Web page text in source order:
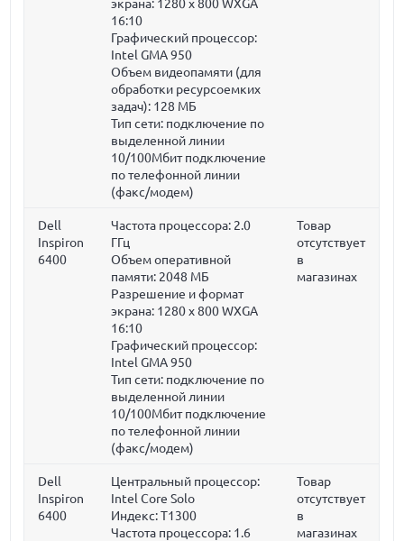
экрана: 1280 x 800 WXGA
16:10
Графический процессор:
Intel GMA 950
Объем видеопамяти (для
обработки ресурсоемких
задач): 128 МБ
Тип сети: подключение по
выделенной линии
10/100Мбит подключение
по телефонной линии
(факс/модем)
Dell
Inspiron
6400
Частота процессора: 2.0
ГГц
Объем оперативной
памяти: 2048 МБ
Разрешение и формат
экрана: 1280 x 800 WXGA
16:10
Графический процессор:
Intel GMA 950
Тип сети: подключение по
выделенной линии
10/100Мбит подключение
по телефонной линии
(факс/модем)
Товар
отсутствует
в
магазинах
Dell
Inspiron
6400
Центральный процессор:
Intel Core Solo
Индекс: T1300
Частота процессора: 1.6
Товар
отсутствует
в
магазинах